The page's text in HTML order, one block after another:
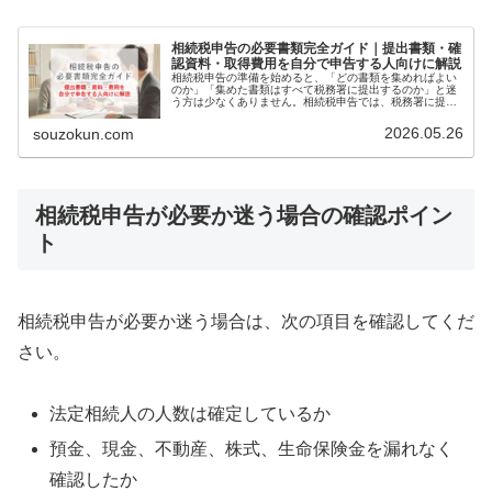
相続税申告の必要書類完全ガイド｜提出書類・確
認資料・取得費用を自分で申告する人向けに解説
相続税申告の準備を始めると、「どの書類を集めればよい
のか」「集めた書類はすべて税務署に提出するのか」と迷
う方は少なくありません。相続税申告では、税務署に提出
souzokun.com 2026.05.26
相続税申告が必要か迷う場合の確認ポイン
ト
相続税申告が必要か迷う場合は、次の項目を確認してくだ
さい。
法定相続人の人数は確定しているか
預金、現金、不動産、株式、生命保険金を漏れなく
確認したか